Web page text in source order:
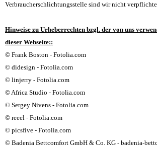
Verbraucherschlichtungsstelle sind wir nicht
Hinweise zu Urheberrechten bzgl. der von uns
dieser Webseite::
© Frank Boston - Fotolia.com
© didesign - Fotolia.com
© linjerry - Fotolia.com
© Africa Studio - Fotolia.com
© Sergey Nivens - Fotolia.com
© reeel - Fotolia.com
© picsfive - Fotolia.com
© Badenia Bettcomfort GmbH & Co. KG - badenia-